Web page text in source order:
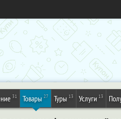
31 Товары 27 Туры 13 Услуги 13